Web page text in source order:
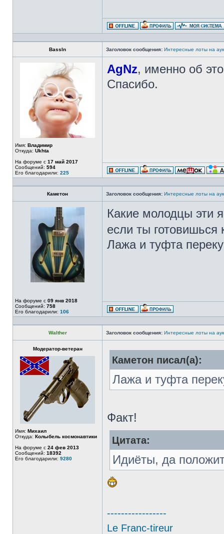
BassIn Заголовок сообщения: Интересные лоты на
Имя: Владимир
Откуда: Ukhta
На форуме с 17 май 2017
Сообщений: 594
Его благодарили: 225
AgNz, именно об
Спасибо.
Каметон Заголовок сообщения: Интересные лоты на
На форуме с 09 янв 2018
Сообщений: 758
Его благодарили: 106
Какие молодцы эти
если ты готовишься
Лажа и туфта
Walther Заголовок сообщения: Интересные лоты на
Модератор-ветеран
Имя: Михаил
Откуда: Колыбель космонавтики
На форуме с 24 фев 2013
Сообщений: 18392
Его благодарили: 9280
Каметон писал(а):
Лажа и туфта
Факт!
Цитата:
Идиёты, да
-----------------
Le Franc-tireur